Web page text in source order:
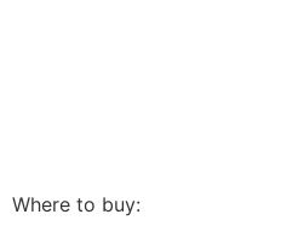
Where to buy: